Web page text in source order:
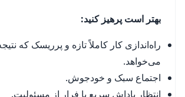
بهتر است پرهیز کنید:
راه‌اندازی کار کاملاً تازه و پرریسک که
می‌خواهد.
اجتماع سبک و خودجوش.
انتظار پاداش سریع یا فرار از مسئولیت.